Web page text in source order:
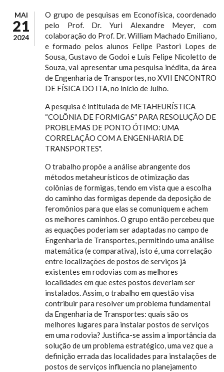
MAI
21
2024
O grupo de pesquisas em Econofísica, coordenado
pelo Prof. Dr. Yuri Alexandre Meyer, com
colaboração do Prof. Dr. William Machado Emiliano,
e formado pelos alunos Felipe Pastori Lopes de
Sousa, Gustavo de Godoi e Luis Felipe Nicoletto de
Souza, vai apresentar uma pesquisa inédita, da área
de Engenharia de Transportes, no XVII ENCONTRO
DE FÍSICA DO ITA, no início de Julho.
A pesquisa é intitulada de METAHEURÍSTICA
“COLÔNIA DE FORMIGAS” PARA RESOLUÇÃO DE
PROBLEMAS DE PONTO ÓTIMO: UMA
CORRELAÇÃO COM A ENGENHARIA DE
TRANSPORTES".
O trabalho propõe a análise abrangente dos
métodos metaheurísticos de otimização das
colônias de formigas, tendo em vista que a escolha
do caminho das formigas depende da deposição de
feromônios para que elas se comuniquem e achem
os melhores caminhos. O grupo então percebeu que
as equações poderiam ser adaptadas no campo de
Engenharia de Transportes, permitindo uma análise
matemática (e comparativa), isto é, uma correlação
entre localizações de postos de serviços já
existentes em rodovias com as melhores
localidades em que estes postos deveriam ser
instalados. Assim, o trabalho em questão visa
contribuir para resolver um problema fundamental
da Engenharia de Transportes: quais são os
melhores lugares para instalar postos de serviços
em uma rodovia? Justifica-se assim a importância da
solução de um problema estratégico, uma vez que a
definição errada das localidades para instalações de
postos de serviços influencia no planejamento